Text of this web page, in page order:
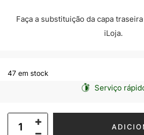
Faça a substituição da capa
iLoja.
47 em stock
Serviço